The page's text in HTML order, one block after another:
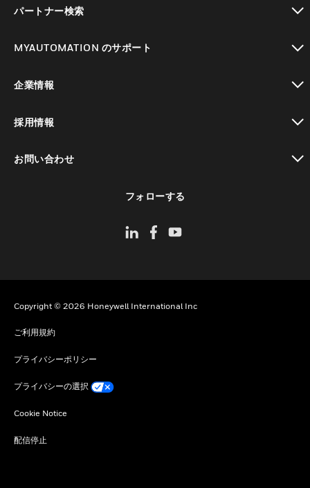
パートナー検索
MYAUTOMATION のサポート
企業情報
採用情報
お問い合わせ
フォローする
Copyright © 2026 Honeywell International Inc
ご利用規約
プライバシーポリシー
プライバシーの選択
Cookie Notice
配信停止